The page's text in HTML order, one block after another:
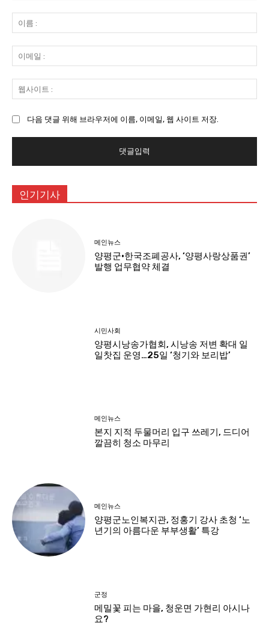
:
름
:
메
일
사
:
다음 댓글 위해 브라우저에 이름, 이메일, 웹 사이트 저장.
인기기사
메인뉴스
양평군·한국조폐공사, ‘양평사랑상품권’
발행 업무협약 체결
시민사회
양평시낭송가협회, 시낭송 저변 확대 일
일찻집 운영…25일 ‘청기와 보리밥’
메인뉴스
본지 지적 두물머리 입구 쓰레기, 드디어
깔끔히 청소 마무리
메인뉴스
양평군노인복지관, 정홍기 강사 초청 ‘노
년기의 아름다운 부부생활’ 특강
군정
메밀꽃 피는 마을, 청운면 가현리 아시나
요?